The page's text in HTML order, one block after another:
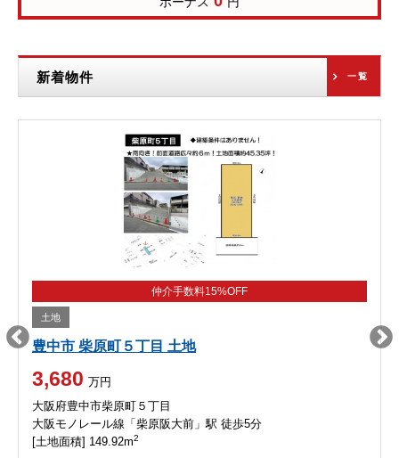
新着物件 一覧
仲介手数料15%OFF
土地
豊中市 柴原町５丁目 土地
3,680 万円
大阪府豊中市柴原町５丁目
大阪モノレール線「柴原阪大前」駅 徒歩5分
[土地面積] 149.92m2